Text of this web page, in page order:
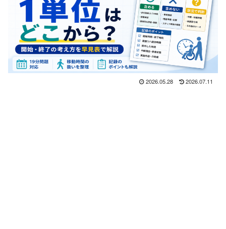
2026.05.28 2026.07.11